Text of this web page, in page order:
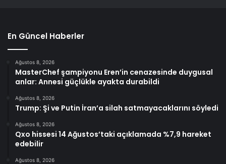
En Güncel Haberler
Ağustos 8, 2026
MasterChef şampiyonu Eren’in cenazesinde duygusal
anlar: Annesi güçlükle ayakta durabildi
Ağustos 8, 2026
Trump: Şi ve Putin İran’a silah satmayacaklarını söyledi
Ağustos 8, 2026
Qxo hissesi 14 Ağustos’taki açıklamada %7,9 hareket
edebilir
Ağustos 8, 2026